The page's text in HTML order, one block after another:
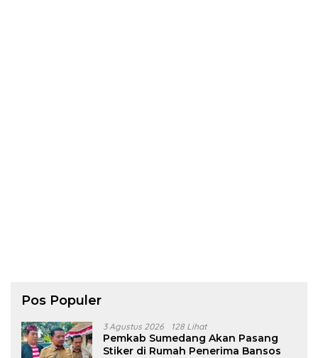
Pos Populer
3 Agustus 2026 128 Lihat
Pemkab Sumedang Akan Pasang
Stiker di Rumah Penerima Bansos